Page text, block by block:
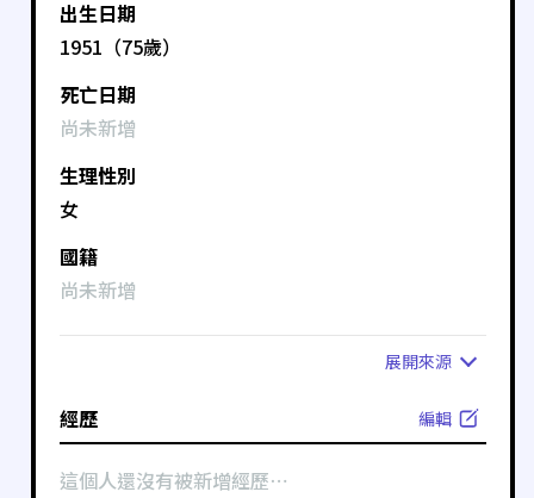
出生日期
1951（75歲）
死亡日期
尚未新增
生理性別
女
國籍
尚未新增
展開來源
經歷 編輯
這個人還沒有被新增經歷⋯